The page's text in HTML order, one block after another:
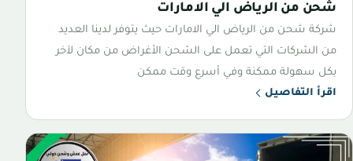
شحن من الرياض الي الامارات
شركة شحن من الرياض الي الامارات حيث يتوفر لدينا العديد
من الشركات التي تعمل على الشحن الأغراض من مكان لآخر
بكل سهولة ممكنة وفي أسرع وقت ممكن
اقرأ التفاصيل